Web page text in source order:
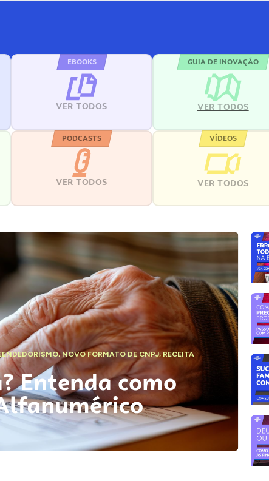
EBOOKS
VER TODOS
GUIA DE INOVAÇÃO
VER TODOS
PODCASTS
VER TODOS
VÍDEOS
VER TODOS
,NOVO FORMATO DE CNPJ,RECEITA
Entenda como